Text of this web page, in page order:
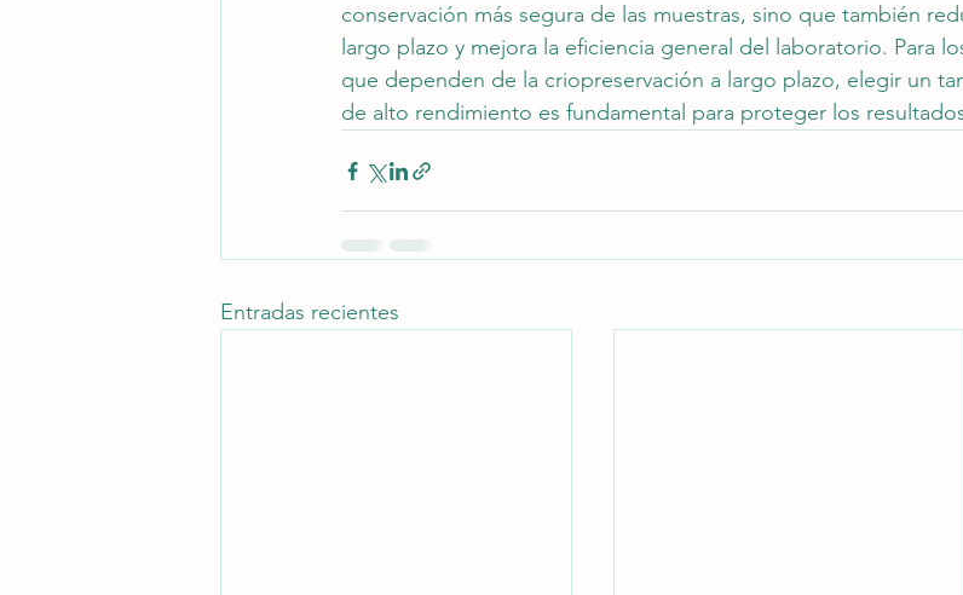
conservación más segura de las muestras, sino que también
largo plazo y mejora la eficiencia general del laboratorio. Para
que dependen de la criopreservación a largo plazo, elegir un
de alto rendimiento es fundamental para proteger los
Entradas recientes